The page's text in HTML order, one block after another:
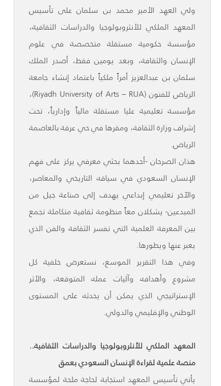
ولي العهد الأمير محمد بن سلمان على تأسيس
المعهد الملكي للأنثروبولوجيا والدراسات الثقافية،
مؤسسة حكومية مستقلة متخصصة في علوم
الإنسان والثقافة، وبعد يومين فقط، أصدر الملك
سلمان بن عبدالعزيز أمراً ملكياً باعتماد إنشاء جامعة
الرياض للفنون (Riyadh University of Arts – RUA)،
مؤسسة تعليمية عليا مستقلة مالياً وإدارياً، تحت
إشراف وزارة الثقافة، ومقرها في حي عرقة بالعاصمة
الرياض.
هذان الصرحان -أحدهما بحثي معرفي يركز على فهم
الإنسان السعودي في سياقه التاريخي والمعاصر،
والآخر تعليمي إبداعي يهدف إلى صناعة جيل من
المبدعين- يشكلان معاً منظومة ثقافية متكاملة تجمع
بين المعرفة العلمية التي تفسر الثقافة والفن الذي
يعبر عنها ويطورها.
وفي هذا التقرير الموسع، نستعرض خلفية كل
مشروع وأهدافه وآليات عمله المتوقعة، والأثر
الإستراتيجي الذي يمكن أن يحدثه على المستوى
الوطني والإقليمي والدولي.
المعهد الملكي للأنثروبولوجيا والدراسات الثقافية..
منصة علمية لقراءة الإنسان السعودي بعمق
يأتي تأسيس المعهد استجابة لحاجة ملحة لمؤسسة